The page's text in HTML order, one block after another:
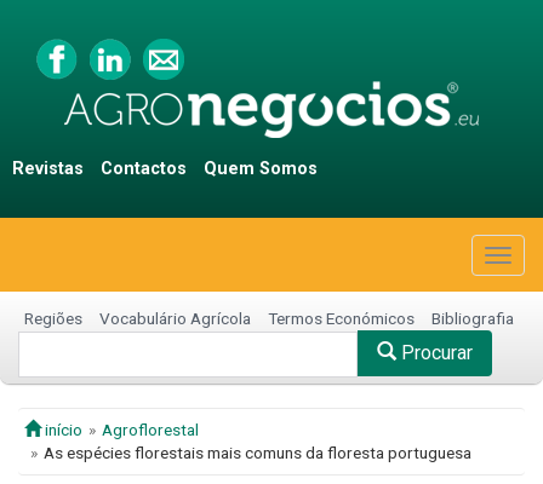
Revistas Contactos Quem Somos
Regiões Vocabulário Agrícola Termos Económicos Bibliografia
Procurar
início
Agroflorestal
As espécies florestais mais comuns da floresta portuguesa